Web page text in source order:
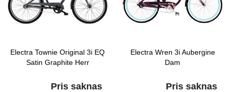
Electra Townie Original 3i EQ
Satin Graphite Herr
Pris saknas
Electra Wren 3i Aubergine
Dam
Pris saknas